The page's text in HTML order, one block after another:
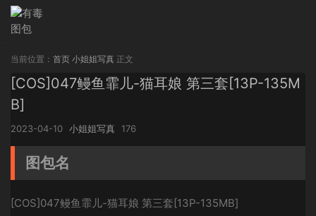
当前位置： 首页 小姐姐写真 正文
[COS]047鳗鱼霏儿-猫耳娘 第三套[13P-135M
B]
2023-04-10 小姐姐写真 176
图包名
[COS]047鳗鱼霏儿-猫耳娘 第三套[13P-135MB]